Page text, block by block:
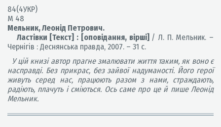
84(4УКР)
М 48
Мельник, Леонід Петрович.
Ластівки [Текст] : [оповідання, вірші] / Л. П. Мельник. –
Чернігів : Деснянська правда, 2007. – 31 с.
У цій книзі автор прагне змалювати життя таким, як воно є
насправді. Без прикрас, без зайвої надуманості. Його герої
живуть серед нас, працюють разом з нами, страждають,
радіють, плачуть і сміються. Ось саме про це й пише Леонід
Мельник.